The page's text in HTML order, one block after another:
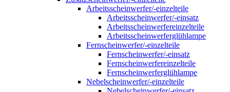
Arbeitsscheinwerfer/-einzelteile
Arbeitsscheinwerfer/-einsatz
Arbeitsscheinwerfereinzelteile
Arbeitsscheinwerferglühlampe
Fernscheinwerfer/-einzelteile
Fernscheinwerfer/-einsatz
Fernscheinwerfereinzelteile
Fernscheinwerferglühlampe
Nebelscheinwerfer/-einzelteile